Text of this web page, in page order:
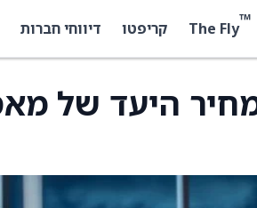
™
The Fly קריפטו דיווחי חברות